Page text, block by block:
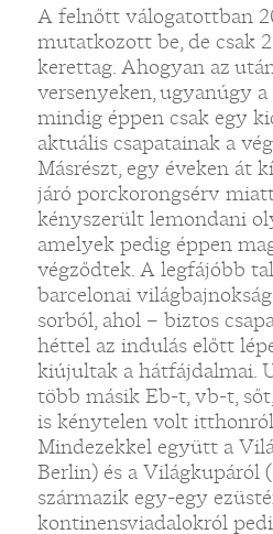
A felnőtt válogatottban
mutatkozott be, de csak
kerettag. Ahogyan az
versenyeken, ugyanúgy
mindig éppen csak egy
aktuális csapatainak a
Másrészt, egy éveken át
járó porckorongsérv
kényszerült lemondani
amelyek pedig éppen
végződtek. A legfájóbb
barcelonai
sorból, ahol – biztos
héttel az indulás előtt
kiújultak a hátfájdalmai.
több másik Eb-t, vb-t,
is kénytelen volt
Mindezekkel együtt a
Berlin) és a Világkupáról
származik egy-egy
kontinensviadalokról